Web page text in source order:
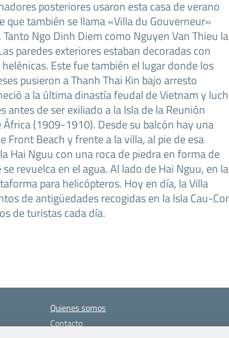
posteriores usaron esta casa de verano
que también se llama «Villa du Gouverneur»
Tanto Ngo Dinh Diem como Nguyen Van Thieu la
paredes exteriores estaban decoradas con
Este fue también el lugar donde los
pusieron a Thanh Thai Kin bajo arresto
a la última dinastía feudal de Vietnam y
antes de ser exiliado a la Isla de la Reunión
(1909-1910). Desde su balcón hay una
Front Beach y frente a la villa, al pie de esa
Hai Nguu con una roca de piedra en forma de
revuelca en el agua. Al lado de Hai Nguu, en la
para helicópteros. Hoy en día, la Villa
de antigüedades recogidas en la Isla Cau-
de turistas cada día.
Quienes somos
Contacto